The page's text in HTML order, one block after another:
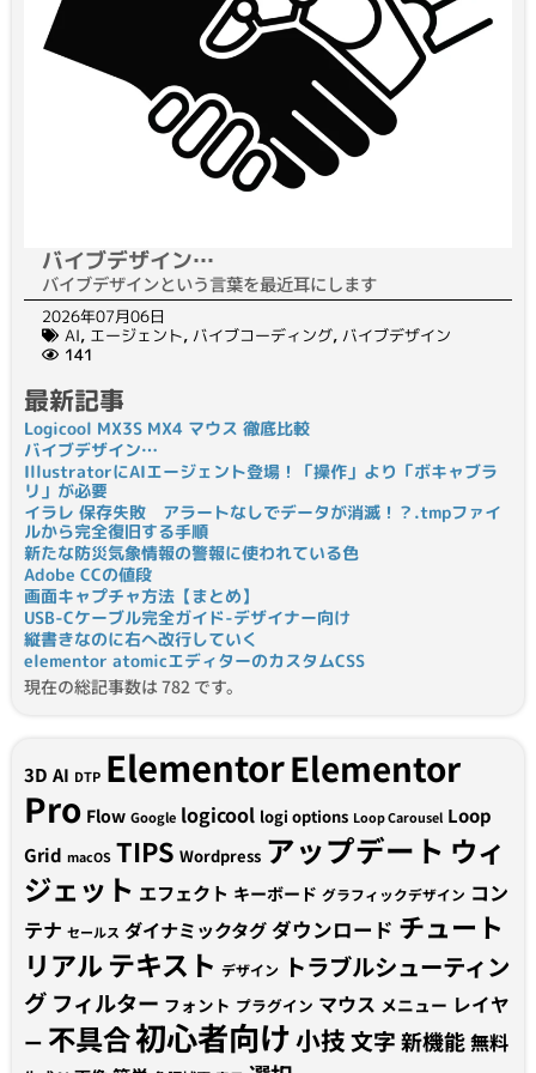
バイブデザイン…
バイブデザインという言葉を最近耳にします
2026年07月06日
AI, エージェント, バイブコーディング, バイブデザイン
141
最新記事
Logicool MX3S MX4 マウス 徹底比較
バイブデザイン…
IllustratorにAIエージェント登場！「操作」より「ボキャブラ
リ」が必要
イラレ 保存失敗 アラートなしでデータが消滅！？.tmpファイ
ルから完全復旧する手順
新たな防災気象情報の警報に使われている色
Adobe CCの値段
画面キャプチャ方法【まとめ】
USB-Cケーブル完全ガイド-デザイナー向け
縦書きなのに右へ改行していく
elementor atomicエディターのカスタムCSS
現在の総記事数は 782 です。
3D AI DTP ElementorElementor
Pro Flow Google logicool logi options Loop Carousel Loop
Grid macOS TIPS Wordpress アップデート ウィ
ジェット エフェクト キーボード グラフィックデザイン コン
テナ セールス ダイナミックタグダウンロード チュート
リアルテキスト デザイン トラブルシューティン
グ フィルター フォント プラグイン マウス メニュー レイヤ
ー 不具合初心者向け小技文字新機能無料